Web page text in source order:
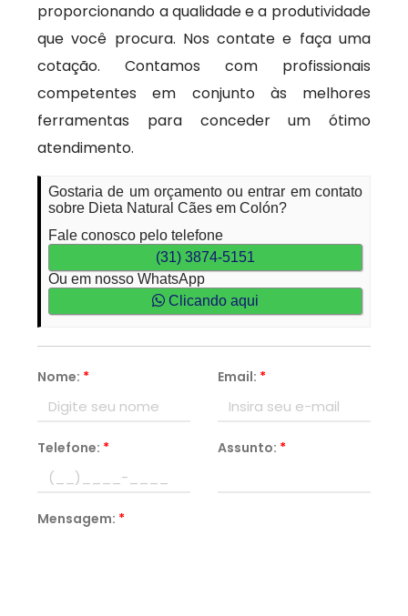
proporcionando a qualidade e a produtividade
que você procura. Nos contate e faça uma
cotação. Contamos com profissionais
competentes em conjunto às melhores
ferramentas para conceder um ótimo
atendimento.
Gostaria de um orçamento ou entrar em contato
sobre Dieta Natural Cães em Colón?
Fale conosco pelo telefone
(31) 3874-5151
Ou em nosso WhatsApp
Clicando aqui
Nome: * Email: *
Telefone: * Assunto: *
Mensagem: *